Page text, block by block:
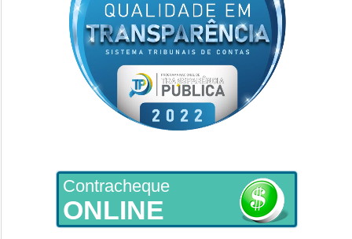
Contracheque
ONLINE